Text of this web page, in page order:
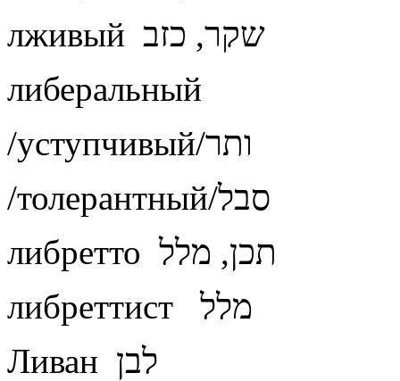
лживый שקר, כזב
либеральный
/уступчивый/ותר
/толерантный/סבל
либретто תכן, מלל
либреттист מלל
Ливан לבן